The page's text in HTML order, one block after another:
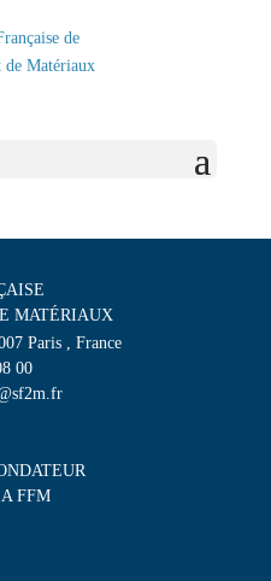
MATÉRIAUX
Paris , France
00
FFM